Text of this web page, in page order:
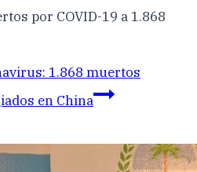
por COVID-19 a 1.868
1.868 muertos
en China